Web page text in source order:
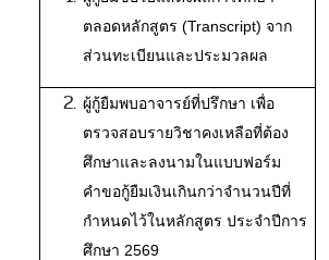
ตลอดหลักสูตร (Transcript) จาก
ส่วนทะเบียนและประมวลผล
ผู้กู้ยืมพบอาจารย์ที่ปรึกษา เพื่อ
ตรวจสอบรายวิชาคงเหลือที่ต้อง
ศึกษาและลงนามในแบบฟอร์ม
คำขอกู้ยืมเงินเกินกว่าจำนวนปีที่
กำหนดไว้ในหลักสูตร ประจำปีการ
ศึกษา 2569